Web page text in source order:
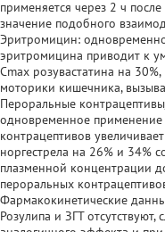
применяется через 2 ч
значение подобного
Эритромицин:
эритромицина приводит к
Сmах розувастатина на
моторики кишечника,
Пероральные
одновременное применение
контрацептивов
норгестрела на 26% и 34%
плазменной концентрации
пероральных
Фармакокинетические
Розулипа и ЗГТ отсутствуют,